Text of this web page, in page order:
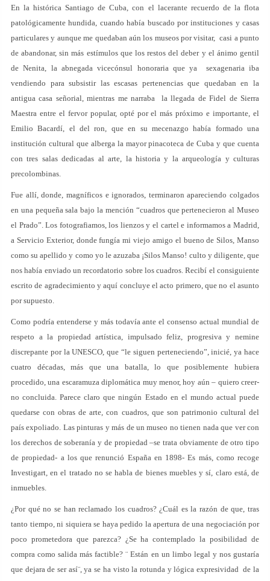
En la histórica Santiago de Cuba, con el lacerante recuerdo de la flota
patológicamente hundida, cuando había buscado por instituciones y casas
particulares y aunque me quedaban aún los museos por visitar, casi a punto
de abandonar, sin más estímulos que los restos del deber y el ánimo gentil
de Nenita, la abnegada vicecónsul honoraria que ya sexagenaria iba
vendiendo para subsistir las escasas pertenencias que quedaban en la
antigua casa señorial, mientras me narraba la llegada de Fidel de Sierra
Maestra entre el fervor popular, opté por el más próximo e importante, el
Emilio Bacardí, el del ron, que en su mecenazgo había formado una
institución cultural que alberga la mayor pinacoteca de Cuba y que cuenta
con tres salas dedicadas al arte, la historia y la arqueología y culturas
precolombinas.
Fue allí, donde, magníficos e ignorados, terminaron apareciendo colgados
en una pequeña sala bajo la mención “cuadros que pertenecieron al Museo
el Prado”. Los fotografiamos, los lienzos y el cartel e informamos a Madrid,
a Servicio Exterior, donde fungía mi viejo amigo el bueno de Silos, Manso
como su apellido y como yo le azuzaba ¡Silos Manso! culto y diligente, que
nos había enviado un recordatorio sobre los cuadros. Recibí el consiguiente
escrito de agradecimiento y aquí concluye el acto primero, que no el asunto
por supuesto.
Como podría entenderse y más todavía ante el consenso actual mundial de
respeto a la propiedad artística, impulsado feliz, progresiva y nemine
discrepante por la UNESCO, que “le siguen perteneciendo”, inicié, ya hace
cuatro décadas, más que una batalla, lo que posiblemente hubiera
procedido, una escaramuza diplomática muy menor, hoy aún – quiero creer-
no concluida. Parece claro que ningún Estado en el mundo actual puede
quedarse con obras de arte, con cuadros, que son patrimonio cultural del
país expoliado. Las pinturas y más de un museo no tienen nada que ver con
los derechos de soberanía y de propiedad –se trata obviamente de otro tipo
de propiedad- a los que renunció España en 1898- Es más, como recoge
Investigart, en el tratado no se habla de bienes muebles y sí, claro está, de
inmuebles.
¿Por qué no se han reclamado los cuadros? ¿Cuál es la razón de que, tras
tanto tiempo, ni siquiera se haya pedido la apertura de una negociación por
poco prometedora que parezca? ¿Se ha contemplado la posibilidad de
compra como salida más factible? ¨ Están en un limbo legal y nos gustaría
que dejara de ser así¨, ya se ha visto la rotunda y lógica expresividad de la